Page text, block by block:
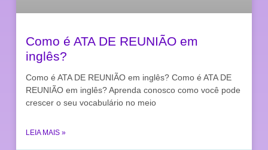
Como é ATA DE REUNIÃO em
inglês?
Como é ATA DE REUNIÃO em inglês? Como é ATA DE
REUNIÃO em inglês? Aprenda conosco como você pode
crescer o seu vocabulário no meio
LEIA MAIS »